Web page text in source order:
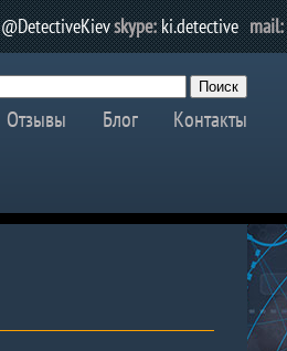
@DetectiveKievskype:ki.detective mail:
Отзывы Блог Контакты